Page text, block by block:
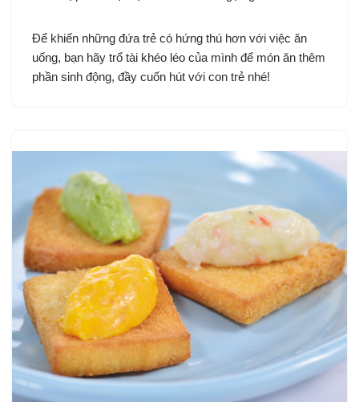
Để khiến những đứa trẻ có hứng thú hơn với việc ăn
uống, bạn hãy trổ tài khéo léo của mình để món ăn thêm
phần sinh động, đầy cuốn hút với con trẻ nhé!